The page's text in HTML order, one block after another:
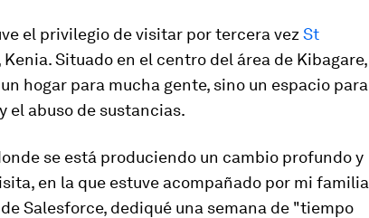
el privilegio de visitar por tercera vezSt
Kenia. Situado en el centro del área de Kibagare,
hogar para mucha gente, sino un espacio para
el abuso de sustancias.
se está produciendo un cambio profundo y
en la que estuve acompañado por mi familia
Salesforce, dediqué una semana de "tiempo